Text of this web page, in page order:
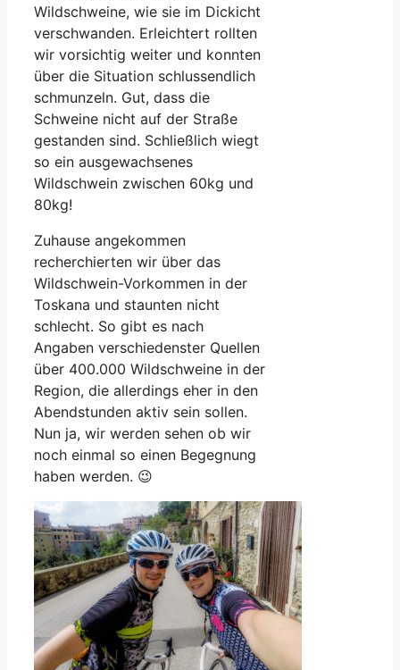
Wildschweine, wie sie im Dickicht
verschwanden. Erleichtert rollten
wir vorsichtig weiter und konnten
über die Situation schlussendlich
schmunzeln. Gut, dass die
Schweine nicht auf der Straße
gestanden sind. Schließlich wiegt
so ein ausgewachsenes
Wildschwein zwischen 60kg und
80kg!
Zuhause angekommen
recherchierten wir über das
Wildschwein-Vorkommen in der
Toskana und staunten nicht
schlecht. So gibt es nach
Angaben verschiedenster Quellen
über 400.000 Wildschweine in der
Region, die allerdings eher in den
Abendstunden aktiv sein sollen.
Nun ja, wir werden sehen ob wir
noch einmal so einen Begegnung
haben werden. 😉